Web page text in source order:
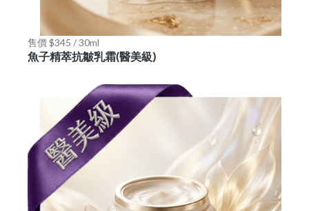
售價 $345 / 30ml
魚子精萃抗皺乳霜(醫美級)